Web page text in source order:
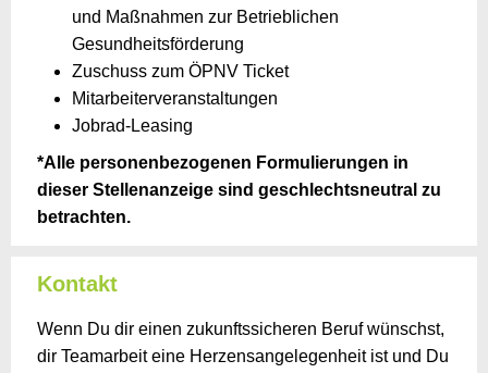
und Maßnahmen zur Betrieblichen
Gesundheitsförderung
Zuschuss zum ÖPNV Ticket
Mitarbeiterveranstaltungen
Jobrad-Leasing
*Alle personenbezogenen Formulierungen in
dieser Stellenanzeige sind geschlechtsneutral zu
betrachten.
Kontakt
Wenn Du dir einen zukunftssicheren Beruf wünschst,
dir Teamarbeit eine Herzensangelegenheit ist und Du